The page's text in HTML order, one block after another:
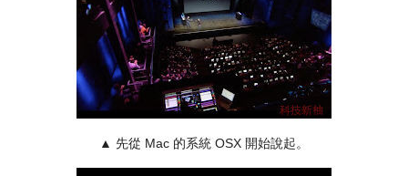
▲ 先從 Mac 的系統 OSX 開始說起。